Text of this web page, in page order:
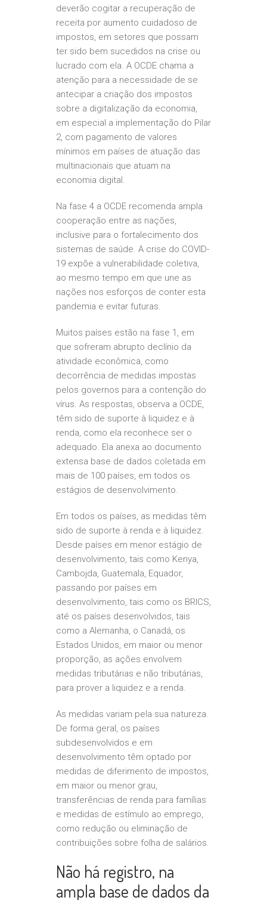
deverão cogitar a recuperação de
receita por aumento cuidadoso de
impostos, em setores que possam
ter sido bem sucedidos na crise ou
lucrado com ela. A OCDE chama a
atenção para a necessidade de se
antecipar a criação dos impostos
sobre a digitalização da economia,
em especial a implementação do Pilar
2, com pagamento de valores
mínimos em países de atuação das
multinacionais que atuam na
economia digital.
Na fase 4 a OCDE recomenda ampla
cooperação entre as nações,
inclusive para o fortalecimento dos
sistemas de saúde. A crise do COVID-
19 expõe a vulnerabilidade coletiva,
ao mesmo tempo em que une as
nações nos esforços de conter esta
pandemia e evitar futuras.
Muitos países estão na fase 1, em
que sofreram abrupto declínio da
atividade econômica, como
decorrência de medidas impostas
pelos governos para a contenção do
vírus. As respostas, observa a OCDE,
têm sido de suporte à liquidez e à
renda, como ela reconhece ser o
adequado. Ela anexa ao documento
extensa base de dados coletada em
mais de 100 países, em todos os
estágios de desenvolvimento.
Em todos os países, as medidas têm
sido de suporte à renda e à liquidez.
Desde países em menor estágio de
desenvolvimento, tais como Kenya,
Cambojda, Guatemala, Equador,
passando por países em
desenvolvimento, tais como os BRICS,
até os países desenvolvidos, tais
como a Alemanha, o Canadá, os
Estados Unidos, em maior ou menor
proporção, as ações envolvem
medidas tributárias e não tributárias,
para prover a liquidez e a renda.
As medidas variam pela sua natureza.
De forma geral, os países
subdesenvolvidos e em
desenvolvimento têm optado por
medidas de diferimento de impostos,
em maior ou menor grau,
transferências de renda para famílias
e medidas de estímulo ao emprego,
como redução ou eliminação de
contribuições sobre folha de salários.
Não há registro, na
ampla base de dados da